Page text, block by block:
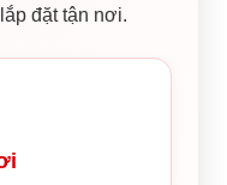
đặt tận nơi.